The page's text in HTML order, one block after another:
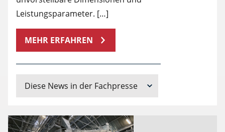
Leistungsparameter. […]
MEHR ERFAHREN
Diese News in der Fachpresse